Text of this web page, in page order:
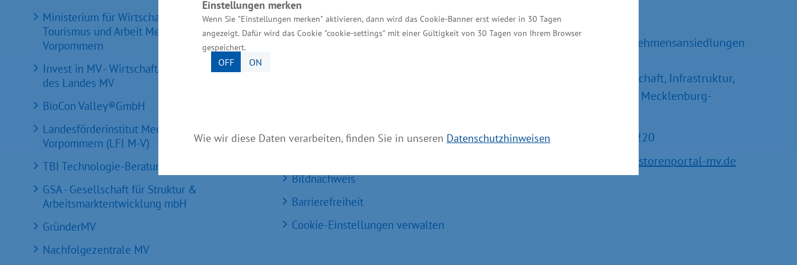
Einstellungen merken
Wenn Sie "Einstellungen merken" aktivieren, dann wird das Cookie-Banner erst wieder in 30 Tagen
angezeigt. Dafür wird das Cookie "cookie-settings" mit einer Gültigkeit von 30 Tagen von Ihrem Browser
gespeichert.
OFF ON
Wie wir diese Daten verarbeiten, finden Sie in unseren Datenschutzhinweisen
Ministerium für Wirtschaft, Infrastruktur,
Tourismus und Arbeit Mecklenburg-
Vorpommern
Invest in MV - Wirtschaftsfördergesellschaft
des Landes MV
BioCon Valley®GmbH
Landesförderinstitut Mecklenburg-
Vorpommern (LFI M-V)
TBI Technologie-Beratungs-Institut GmbH
GSA - Gesellschaft für Struktur &
Arbeitsmarktentwicklung mbH
GründerMV
Nachfolgezentrale MV
Kontakt für Investoren
Einheitlicher Ansprechpartner
Impressum
Bildnachweis
Barrierefreiheit
Cookie-Einstellungen verwalten
Ralf Sippel
Referatsleiter Unternehmensansiedlungen
Ministerium für Wirtschaft, Infrastruktur,
Tourismus und Arbeit Mecklenburg-
Tel.: +49 385 588-15220
service@investorenportal-mv.de